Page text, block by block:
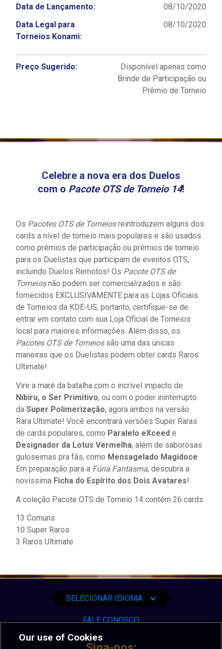
Data de Lançamento:
08/10/2020
Data Legal para
Torneios Konami:
08/10/2020
Preço Sugerido:
Disponível apenas como
Brinde de Participação ou
Prêmio de Torneio
Celebre a nova era dos Duelos
com o Pacote OTS de Torneio 14!
Os Pacotes OTS de Torneiosreintroduzem alguns dos
cards a nível de torneio mais populares e são usados
como prêmios de participação ou prêmios de torneio
para os Duelistas que participam de eventos OTS,
incluindo Duelos Remotos! Os Pacote OTS de
Torneiosnão podem ser comercializados e são
fornecidos EXCLUSIVAMENTE para as Lojas Oficiais
de Torneios da KDE-US, portanto, certifique-se de
entrar em contato com sua Loja Oficial de Torneios
local para maiores informações. Além disso, os
Pacotes OTS de Torneiossão uma das únicas
maneiras que os Duelistas podem obter cards Raros
Ultimate!
Vire a maré da batalha com o incrível impacto de
Nibiru, o Ser Primitivo, ou com o poder ininterrupto
da Super Polimerização, agora ambos na versão
Rara Ultimate! Você encontrará versões Super Raras
de cards populares, como Paralelo eXceed e
Designador da Lotus Vermelha, além de saborosas
guloseimas pra fãs, como Mensagelado Magidoce.
Em preparação para a Fúria Fantasma, descubra a
novíssima Ficha do Espírito dos Dois Avatares!
A coleção Pacote OTS de Torneio 14 contém 26 cards:
13 Comuns
10 Super Raros
3 Raros Ultimate
SELECIONAR IDIOMA ∨
FALE CONOSCO
Our use of Cookies